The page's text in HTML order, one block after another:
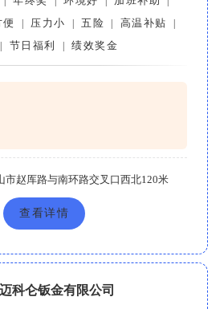
压力小 五险 高温补贴
节日福利 绩效奖金
市赵厍路与南环路交叉口西北120米
查看详情
科仑钣金有限公司